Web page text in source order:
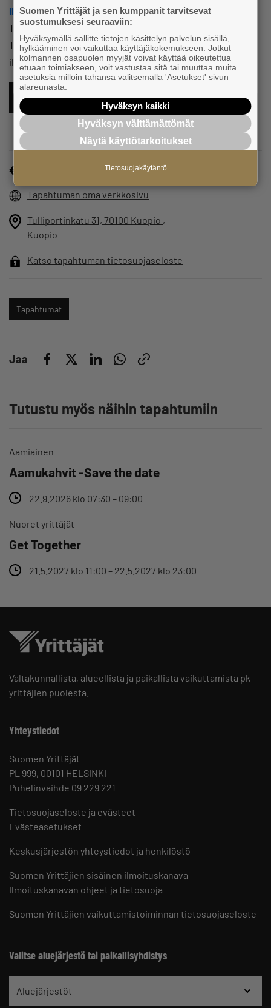
Ilmoittaudu tästä9.2.2026 mennessä!
Tapahtuma on maksuton, mutta vaatii ilmoittautumisen.
Tapahtumaan mahtuu mukaan 150 ensimmäiseksi
ilmoittautunutta.
ILMOITTAUDU TÄSTÄ MUKAAN
Tapahtuman oma verkkosivu
Tulliportinkatu 31, 70100 Kuopio ,
Kuopio
Katso tapahtuman tietosuojaseloste
Tapahtumat
Jaa
Tutustu myös näihin tapahtumiin
Aamiainen
Aamukahvit -Save the date
22.9.2026 klo 07:30 – 09:00
Nuoret yrittäjät
Get Together
21.5.2027 klo 11:00 – 22.5.2027 klo 23:00
Valtakunnallista, alueellista ja paikallista vaikuttamista pk-
yrittäjien puolesta.
Yhteystiedot
Suomen Yrittäjät
PL 999, 00101 HELSINKI
Puhelinvaihde 09 229 221
Tietosuojaseloste ja evästeet
Evästeasetukset
Keskusjärjestön yhteystiedot ja henkilöstö
Suomen Yrittäjien sisäinen ilmoituskanava
Ilmoituskanavan ohjeet ja tietosuoja
Suomen Yrittäjien vaikuttamistoiminnan tietosuojaseloste
Valitse aluejärjestö tai paikallisyhdistys
Aluejärjestöt
Suomen Yrittäjät ja sen kumppanit tarvitsevat
suostumuksesi seuraaviin:
Hyväksymällä sallitte tietojen käsittelyn palvelun sisällä,
hylkääminen voi vaikuttaa käyttäjäkokemukseen. Jotkut
kolmannen osapuolen myyjät voivat käyttää oikeutettua
etuaan toimiakseen, voit vastustaa sitä tai muuttaa muita
asetuksia milloin tahansa valitsemalla 'Asetukset' sivun
alareunasta.
Hyväksyn kaikki
Hyväksyn välttämättömät
Näytä käyttötarkoitukset
Tietosuojakäytäntö